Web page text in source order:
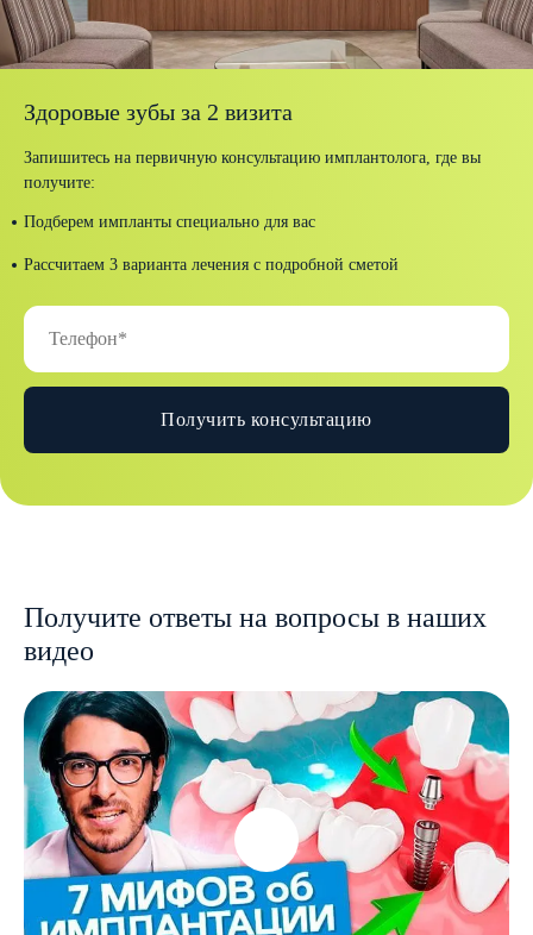
Здоровые зубы за 2 визита
Запишитесь на первичную консультацию имплантолога, где вы
получите:
Подберем импланты специально для вас
Рассчитаем 3 варианта лечения с подробной сметой
Получить консультацию
Получите ответы на вопросы в наших
видео